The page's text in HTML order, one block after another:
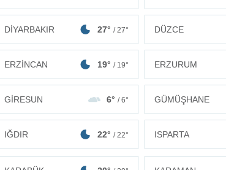
DİYARBAKIR 27° / 27° DÜZCE
ERZİNCAN 19° / 19° ERZURUM
GİRESUN 6° / 6° GÜMÜŞHANE
IĞDIR 22° / 22° ISPARTA